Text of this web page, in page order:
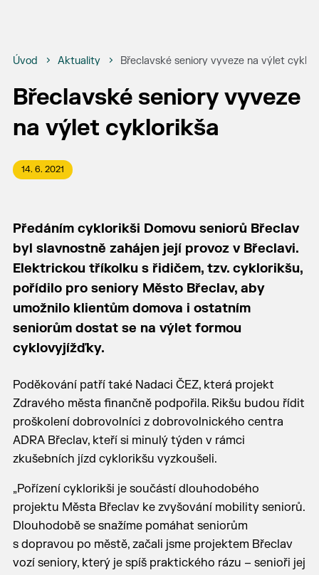
Úvod Aktuality Břeclavské seniory vyveze na výlet
Břeclavské seniory vyveze
na výlet cyklorikša
14. 6. 2021
Předáním cyklorikši Domovu seniorů Břeclav
byl slavnostně zahájen její provoz v Břeclavi.
Elektrickou tříkolku s řidičem, tzv. cyklorikšu,
pořídilo pro seniory Město Břeclav, aby
umožnilo klientům domova i ostatním
seniorům dostat se na výlet formou
cyklovyjížďky.
Poděkování patří také Nadaci ČEZ, která projekt
Zdravého města finančně podpořila. Rikšu budou řídit
proškolení dobrovolníci z dobrovolnického centra
ADRA Břeclav, kteří si minulý týden v rámci
zkušebních jízd cyklorikšu vyzkoušeli.
„Pořízení cyklorikši je součástí dlouhodobého
projektu Města Břeclav ke zvyšování mobility seniorů.
Dlouhodobě se snažíme pomáhat seniorům
s dopravou po městě, začali jsme projektem Břeclav
vozí seniory, který je spíš praktického rázu – senioři jej